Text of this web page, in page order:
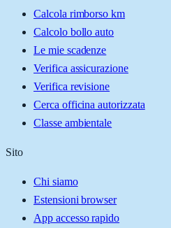
Calcola rimborso km
Calcolo bollo auto
Le mie scadenze
Verifica assicurazione
Verifica revisione
Cerca officina autorizzata
Classe ambientale
Sito
Chi siamo
Estensioni browser
App accesso rapido